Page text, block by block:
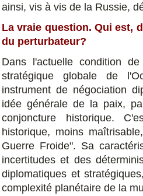
ainsi, vis à vis de la Russie,
La vraie question. Qui est,
du perturbateur?
Dans l'actuelle condition
stratégique globale de
instrument de négociation
idée générale de la paix,
conjoncture historique.
historique, moins
Guerre Froide". Sa
incertitudes et des
diplomatiques et
complexité planétaire de la